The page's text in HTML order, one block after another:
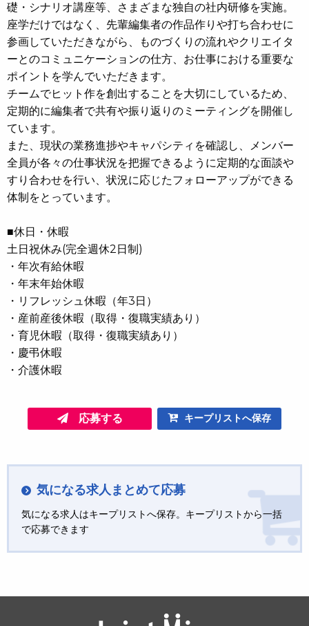
礎・シナリオ講座等、さまざまな独自の社内研修を実施。
座学だけではなく、先輩編集者の作品作りや打ち合わせに
参画していただきながら、ものづくりの流れやクリエイタ
ーとのコミュニケーションの仕方、お仕事における重要な
ポイントを学んでいただきます。
チームでヒット作を創出することを大切にしているため、
定期的に編集者で共有や振り返りのミーティングを開催し
ています。
また、現状の業務進捗やキャパシティを確認し、メンバー
全員が各々の仕事状況を把握できるように定期的な面談や
すり合わせを行い、状況に応じたフォローアップができる
体制をとっています。
■休日・休暇
土日祝休み(完全週休2日制)
・年次有給休暇
・年末年始休暇
・リフレッシュ休暇（年3日）
・産前産後休暇（取得・復職実績あり）
・育児休暇（取得・復職実績あり）
・慶弔休暇
・介護休暇
応募する キープリストへ保存
気になる求人まとめて応募
気になる求人はキープリストへ保存。キープリストから一括
で応募できます